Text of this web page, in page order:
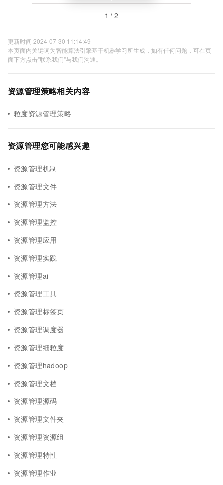
1 / 2
更新时间 2024-07-30 11:14:49
本页面内关键词为智能算法引擎基于机器学习所生成，如有任何问题，可在页
面下方点击"联系我们"与我们沟通。
资源管理策略相关内容
粒度资源管理策略
资源管理您可能感兴趣
资源管理机制
资源管理文件
资源管理方法
资源管理监控
资源管理应用
资源管理实践
资源管理ai
资源管理工具
资源管理标签页
资源管理调度器
资源管理细粒度
资源管理hadoop
资源管理文档
资源管理源码
资源管理文件夹
资源管理资源组
资源管理特性
资源管理作业